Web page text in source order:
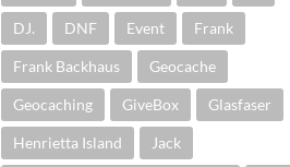
DJ. DNF Event Frank
Frank Backhaus Geocache
Geocaching GiveBox Glasfaser
Henrietta Island Jack